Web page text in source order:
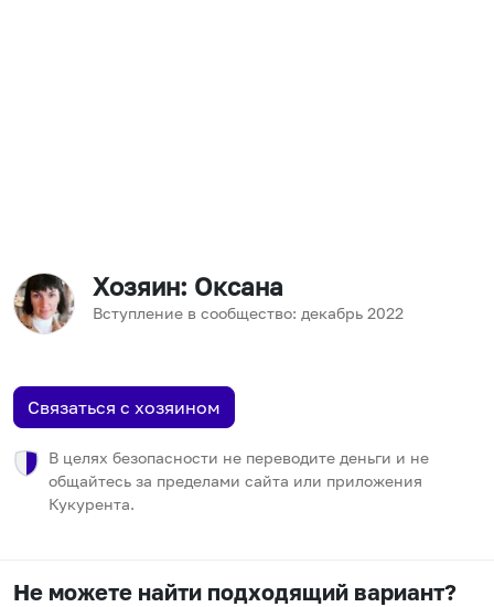
Хозяин: Оксана
Вступление в сообщество: декабрь 2022
Связаться с хозяином
В целях безопасности не переводите деньги и не
общайтесь за пределами сайта или приложения
Кукурента.
Не можете найти подходящий вариант?